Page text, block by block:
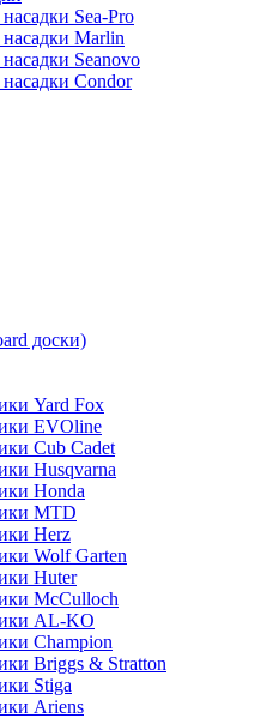
Sea-Pro
Marlin
Seanovo
Condor
доски)
Yard Fox
EVOline
Cub Cadet
Husqvarna
Honda
MTD
Herz
Wolf Garten
Huter
McCulloch
AL-KO
Champion
Briggs & Stratton
Stiga
Ariens